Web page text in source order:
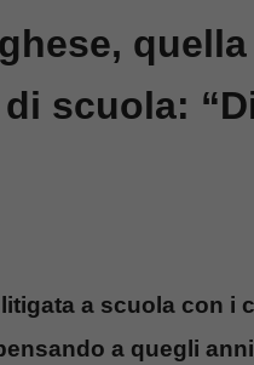
scuola:
a scuola con i
a quegli anni